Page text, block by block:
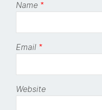
Name *
Email *
Website